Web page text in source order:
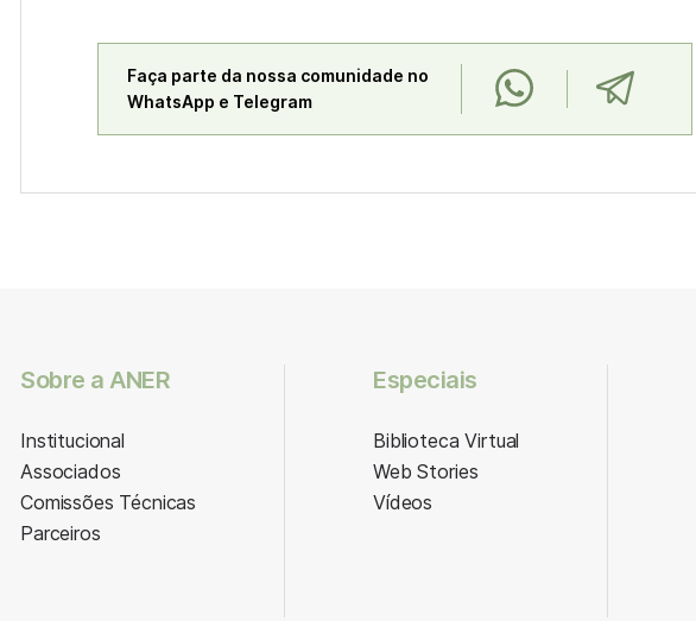
Faça parte da nossa comunidade no
WhatsApp e Telegram
Sobre a ANER
Institucional
Associados
Comissões Técnicas
Parceiros
Especiais
Biblioteca Virtual
Web Stories
Vídeos